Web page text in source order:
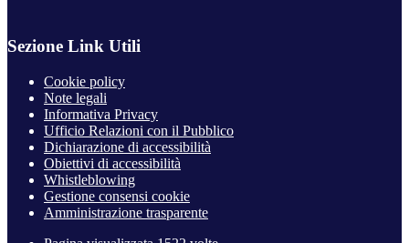
Sezione Link Utili
Cookie policy
Note legali
Informativa Privacy
Ufficio Relazioni con il Pubblico
Dichiarazione di accessibilità
Obiettivi di accessibilità
Whistleblowing
Gestione consensi cookie
Amministrazione trasparente